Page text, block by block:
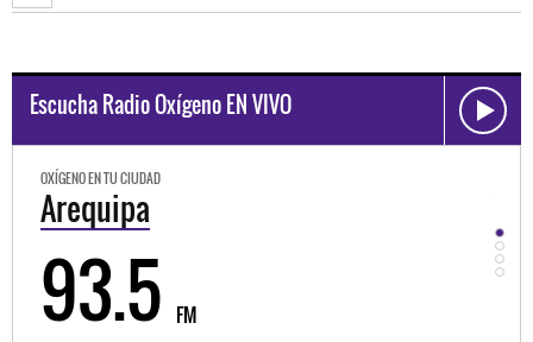
Escucha Radio Oxígeno EN VIVO
OXÍGENO EN TU CIUDAD
Trujillo
98.3 FM